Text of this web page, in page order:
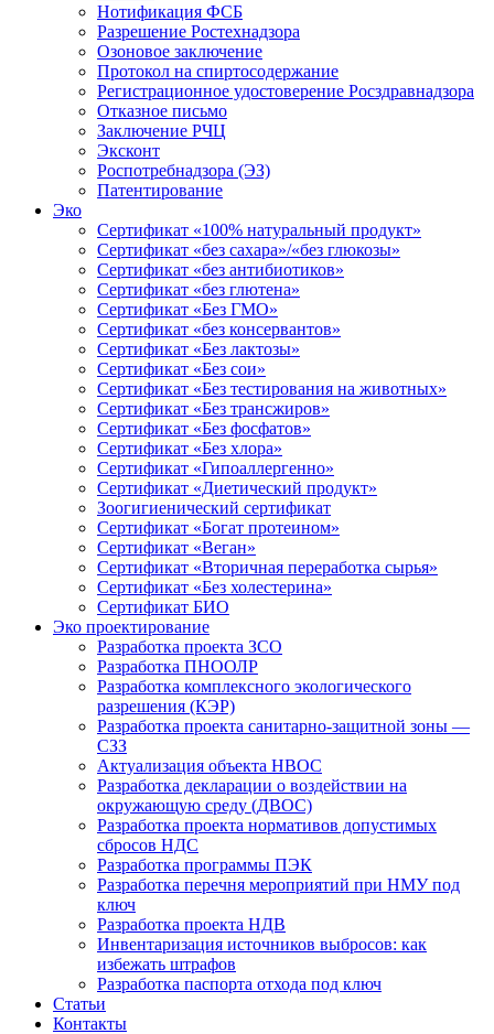
Нотификация ФСБ
Разрешение Ростехнадзора
Озоновое заключение
Протокол на спиртосодержание
Регистрационное удостоверение Росздравнадзора
Отказное письмо
Заключение РЧЦ
Эксконт
Роспотребнадзора (ЭЗ)
Патентирование
Эко
Сертификат «100% натуральный продукт»
Сертификат «без сахара»/«без глюкозы»
Сертификат «без антибиотиков»
Сертификат «без глютена»
Сертификат «Без ГМО»
Сертификат «без консервантов»
Сертификат «Без лактозы»
Сертификат «Без сои»
Сертификат «Без тестирования на животных»
Сертификат «Без трансжиров»
Сертификат «Без фосфатов»
Сертификат «Без хлора»
Сертификат «Гипоаллергенно»
Сертификат «Диетический продукт»
Зоогигиенический сертификат
Сертификат «Богат протеином»
Сертификат «Веган»
Сертификат «Вторичная переработка сырья»
Сертификат «Без холестерина»
Сертификат БИО
Эко проектирование
Разработка проекта ЗСО
Разработка ПНООЛР
Разработка комплексного экологического
разрешения (КЭР)
Разработка проекта санитарно-защитной зоны —
СЗЗ
Актуализация объекта НВОС
Разработка декларации о воздействии на
окружающую среду (ДВОС)
Разработка проекта нормативов допустимых
сбросов НДС
Разработка программы ПЭК
Разработка перечня мероприятий при НМУ под
ключ
Разработка проекта НДВ
Инвентаризация источников выбросов: как
избежать штрафов
Разработка паспорта отхода под ключ
Статьи
Контакты